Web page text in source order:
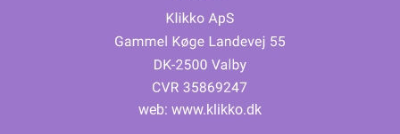
web: www.klikko.dk